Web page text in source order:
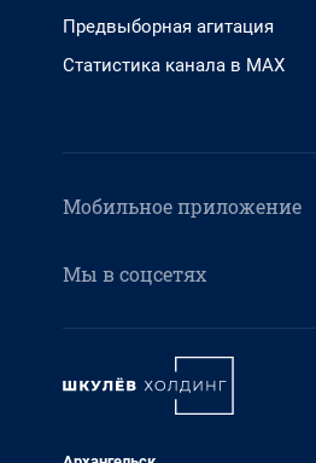
Предвыборная агитация
Статистика канала в MAX
Мобильное приложение
Мы в соцсетях